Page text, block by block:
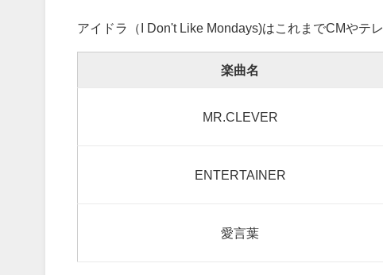
アイドラ（I Don't Like Mondays)はこれまでCMやテ
楽曲名
MR.CLEVER
ENTERTAINER
愛言葉